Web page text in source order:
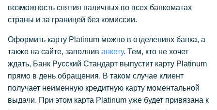
возможность снятия наличных во всех банкоматах
страны и за границей без комиссии.
Оформить карту Platinum можно в отделениях банка, а
также на сайте, заполнив анкету. Тем, кто не хочет
ждать, Банк Русский Стандарт выпустит карту Platinum
прямо в день обращения. В таком случае клиент
получает неименную кредитную карту моментальной
выдачи. При этом карта Platinum уже будет привязана к